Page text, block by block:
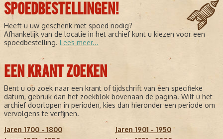
SPOEDBESTELLINGEN!
Heeft u uw geschenk met spoed nodig?
Afhankelijk van de locatie in het archief kunt u kiezen voor een
spoedbestelling. Lees meer...
EEN KRANT ZOEKEN
Bent u op zoek naar een krant of tijdschrift van een specifieke
datum, gebruik dan het zoekblok bovenaan de pagina. Wilt u het
archief doorlopen in perioden, kies dan hieronder een periode om
vervolgens te verfijnen.
Jaren 1700 - 1800
Jaren 1901 - 1950